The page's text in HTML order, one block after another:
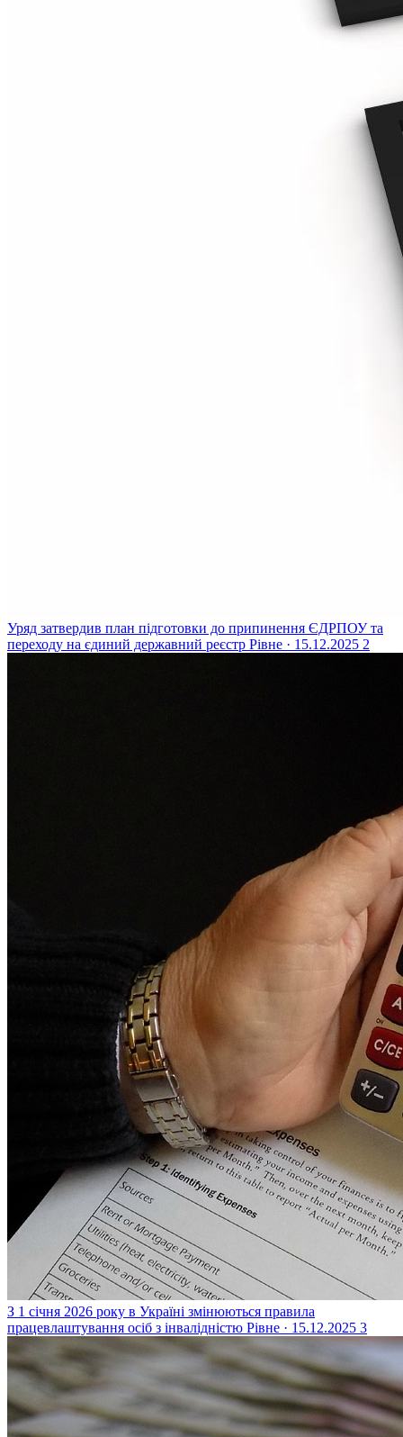
Уряд затвердив план підготовки до припинення ЄДРПОУ та
переходу на єдиний державний реєстр Рівне · 15.12.2025 2
З 1 січня 2026 року в Україні змінюються правила
працевлаштування осіб з інвалідністю Рівне · 15.12.2025 3